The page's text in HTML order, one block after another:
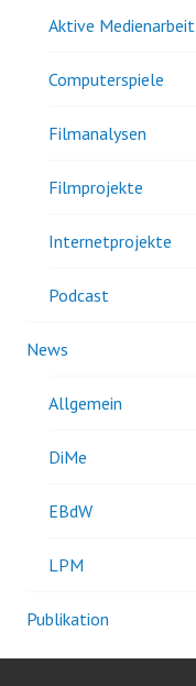
Aktive Medienarbeit
Computerspiele
Filmanalysen
Filmprojekte
Internetprojekte
Podcast
News
Allgemein
DiMe
EBdW
LPM
Publikation